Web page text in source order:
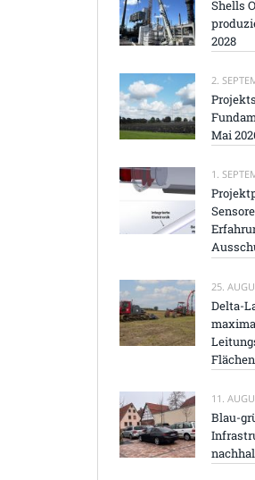
Shells
2028
2.
Mai
1.
25.
Delta-
Flächen
11.
Blau-